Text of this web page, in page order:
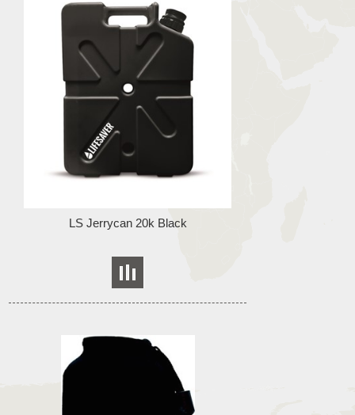
LS Jerrycan 20k Black